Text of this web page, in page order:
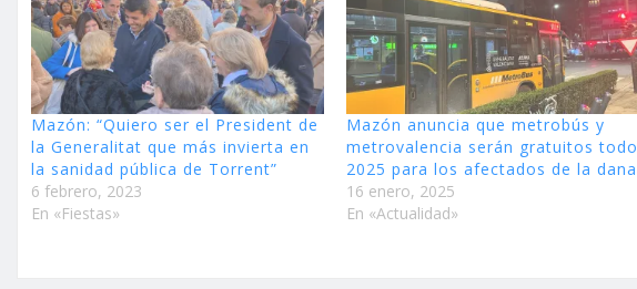
Mazón: “Quiero ser el President de
la Generalitat que más invierta en
la sanidad pública de Torrent”
6 febrero, 2023
En «Fiestas»
Mazón anuncia que metrobús y
metrovalencia serán gratuitos todo
2025 para los afectados de la dana
16 enero, 2025
En «Actualidad»